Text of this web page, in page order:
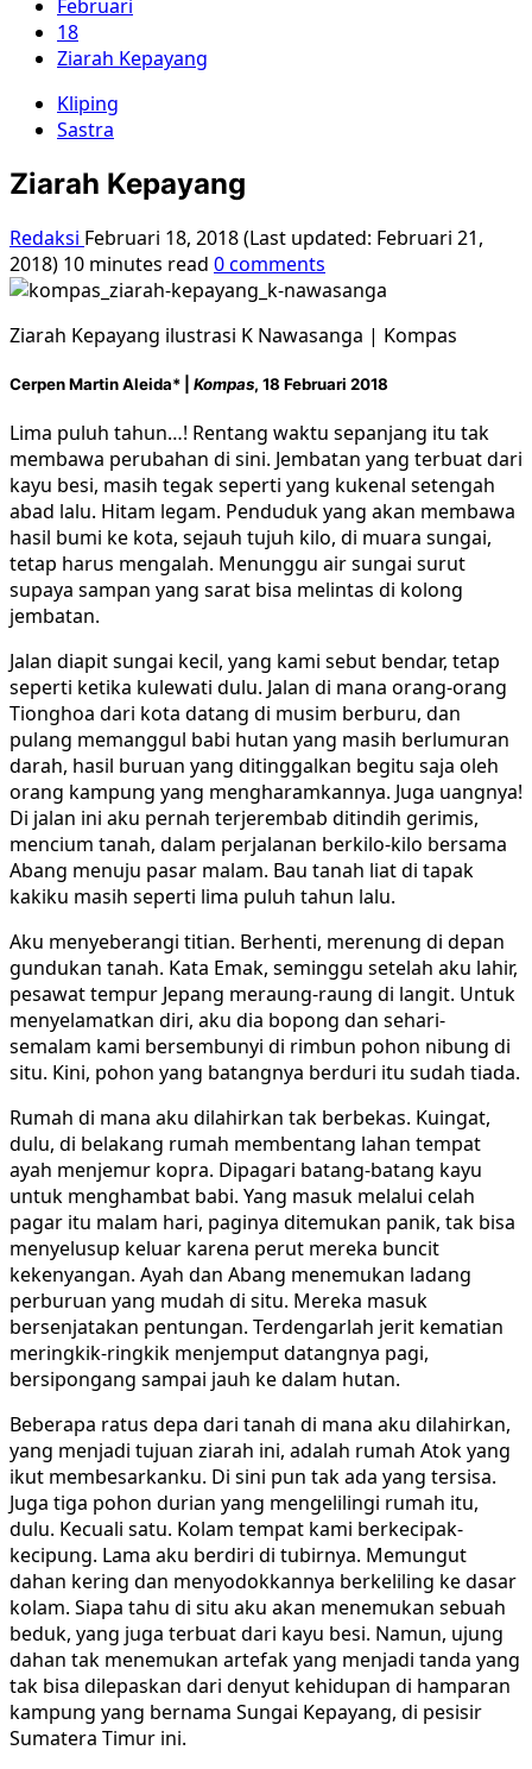
Februari
18
Ziarah Kepayang
Kliping
Sastra
Ziarah Kepayang
Redaksi Februari 18, 2018 (Last updated: Februari 21,
2018) 10 minutes read 0 comments
Ziarah Kepayang ilustrasi K Nawasanga | Kompas
Cerpen Martin Aleida* | Kompas, 18 Februari 2018
Lima puluh tahun…! Rentang waktu sepanjang itu tak
membawa perubahan di sini. Jembatan yang terbuat dari
kayu besi, masih tegak seperti yang kukenal setengah
abad lalu. Hitam legam. Penduduk yang akan membawa
hasil bumi ke kota, sejauh tujuh kilo, di muara sungai,
tetap harus mengalah. Menunggu air sungai surut
supaya sampan yang sarat bisa melintas di kolong
jembatan.
Jalan diapit sungai kecil, yang kami sebut bendar, tetap
seperti ketika kulewati dulu. Jalan di mana orang-orang
Tionghoa dari kota datang di musim berburu, dan
pulang memanggul babi hutan yang masih berlumuran
darah, hasil buruan yang ditinggalkan begitu saja oleh
orang kampung yang mengharamkannya. Juga uangnya!
Di jalan ini aku pernah terjerembab ditindih gerimis,
mencium tanah, dalam perjalanan berkilo-kilo bersama
Abang menuju pasar malam. Bau tanah liat di tapak
kakiku masih seperti lima puluh tahun lalu.
Aku menyeberangi titian. Berhenti, merenung di depan
gundukan tanah. Kata Emak, seminggu setelah aku lahir,
pesawat tempur Jepang meraung-raung di langit. Untuk
menyelamatkan diri, aku dia bopong dan sehari-
semalam kami bersembunyi di rimbun pohon nibung di
situ. Kini, pohon yang batangnya berduri itu sudah tiada.
Rumah di mana aku dilahirkan tak berbekas. Kuingat,
dulu, di belakang rumah membentang lahan tempat
ayah menjemur kopra. Dipagari batang-batang kayu
untuk menghambat babi. Yang masuk melalui celah
pagar itu malam hari, paginya ditemukan panik, tak bisa
menyelusup keluar karena perut mereka buncit
kekenyangan. Ayah dan Abang menemukan ladang
perburuan yang mudah di situ. Mereka masuk
bersenjatakan pentungan. Terdengarlah jerit kematian
meringkik-ringkik menjemput datangnya pagi,
bersipongang sampai jauh ke dalam hutan.
Beberapa ratus depa dari tanah di mana aku dilahirkan,
yang menjadi tujuan ziarah ini, adalah rumah Atok yang
ikut membesarkanku. Di sini pun tak ada yang tersisa.
Juga tiga pohon durian yang mengelilingi rumah itu,
dulu. Kecuali satu. Kolam tempat kami berkecipak-
kecipung. Lama aku berdiri di tubirnya. Memungut
dahan kering dan menyodokkannya berkeliling ke dasar
kolam. Siapa tahu di situ aku akan menemukan sebuah
beduk, yang juga terbuat dari kayu besi. Namun, ujung
dahan tak menemukan artefak yang menjadi tanda yang
tak bisa dilepaskan dari denyut kehidupan di hamparan
kampung yang bernama Sungai Kepayang, di pesisir
Sumatera Timur ini.